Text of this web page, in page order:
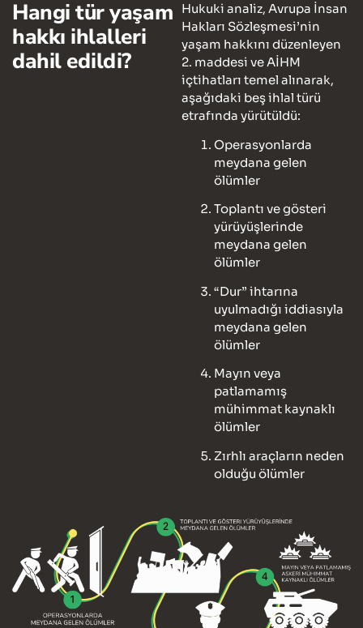
Hangi tür yaşam
hakkı ihlalleri
dahil edildi?
Hukuki analiz, Avrupa İnsan
Hakları Sözleşmesi’nin
yaşam hakkını düzenleyen
2. maddesi ve AİHM
içtihatları temel alınarak,
aşağıdaki beş ihlal türü
etrafında yürütüldü:
Operasyonlarda
meydana gelen
ölümler
Toplantı ve gösteri
yürüyüşlerinde
meydana gelen
ölümler
“Dur” ihtarına
uyulmadığı iddiasıyla
meydana gelen
ölümler
Mayın veya
patlamamış
mühimmat kaynaklı
ölümler
Zırhlı araçların neden
olduğu ölümler